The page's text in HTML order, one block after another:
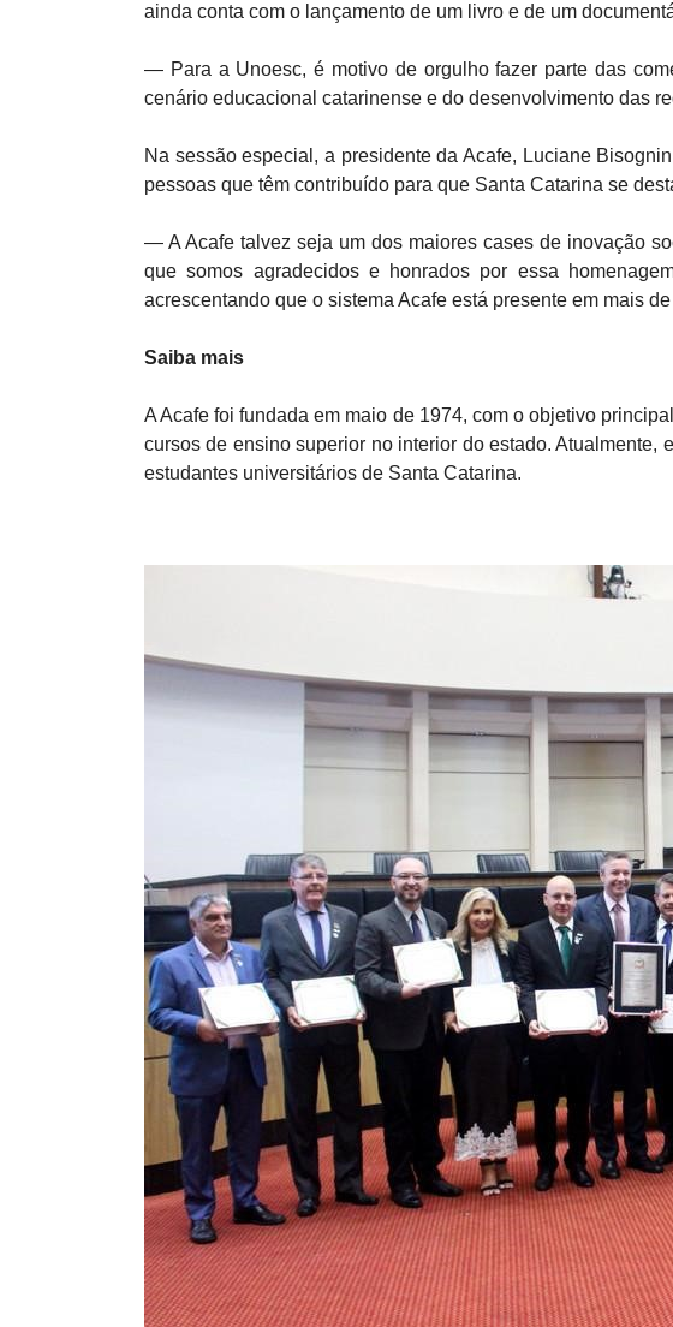
ainda conta com o lançamento de um livro e de um
— Para a Unoesc, é motivo de orgulho fazer parte das
cenário educacional catarinense e do desenvolvimento das
Na sessão especial, a presidente da Acafe, Luciane
pessoas que têm contribuído para que Santa Catarina se
— A Acafe talvez seja um dos maiores cases de inovação
que somos agradecidos e honrados por essa
acrescentando que o sistema Acafe está presente em mais
Saiba mais
A Acafe foi fundada em maio de 1974, com o objetivo
cursos de ensino superior no interior do estado.
estudantes universitários de Santa Catarina.